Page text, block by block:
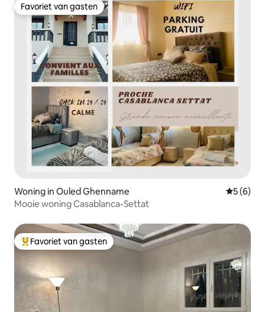
Favoriet van gasten
Favoriet van gasten
Woning in Ouled Ghenname
5 (6)
Mooie woning Casablanca-Settat
Topfavoriet van gasten
Favoriet van gasten